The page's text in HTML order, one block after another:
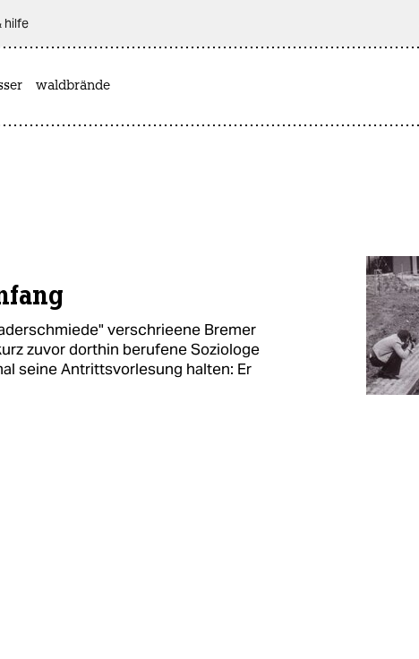
hilfe
waldbrände
verschrieene Bremer
zuvor dorthin berufene Soziologe
seine Antrittsvorlesung halten: Er